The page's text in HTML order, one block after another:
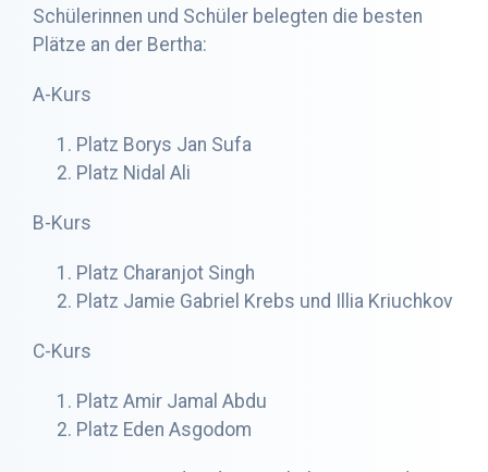
Schülerinnen und Schüler belegten die besten
Plätze an der Bertha:
A-Kurs
Platz Borys Jan Sufa
Platz Nidal Ali
B-Kurs
Platz Charanjot Singh
Platz Jamie Gabriel Krebs und Illia Kriuchkov
C-Kurs
Platz Amir Jamal Abdu
Platz Eden Asgodom